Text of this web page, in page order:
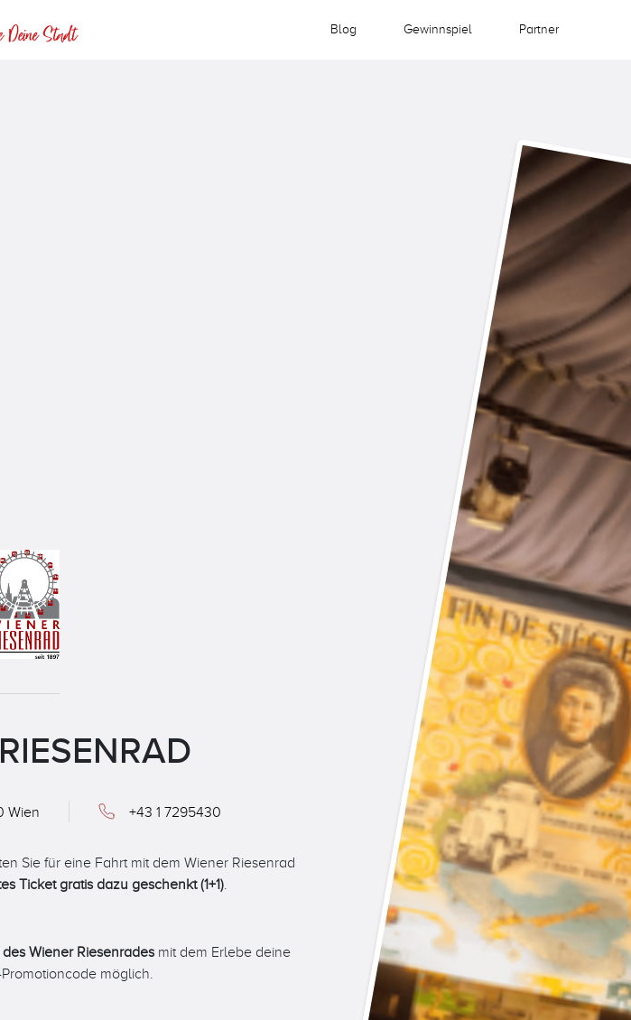
Blog Gewinnspiel Partner
Wien +43 1 7295430
Sie für eine Fahrt mit dem Wiener Riesenrad
Ticket gratis dazu geschenkt (1+1).
Wiener Riesenrades mit dem Erlebe deine
möglich.